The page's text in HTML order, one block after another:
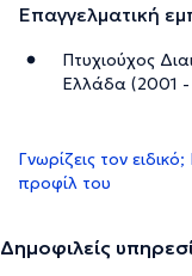
Επαγγελματική
Πτυχιούχος
Ελλάδα (2001
Γνωρίζεις τον
προφίλ του
Δημοφιλείς